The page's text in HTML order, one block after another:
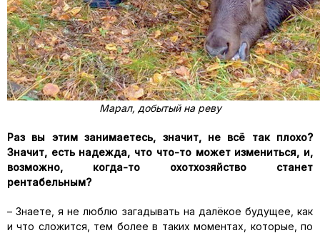
Марал, добытый на реву
Раз вы этим занимаетесь, значит, не всё так плохо?
Значит, есть надежда, что что-то может измениться, и,
возможно, когда-то охотхозяйство станет
рентабельным?
– Знаете, я не люблю загадывать на далёкое будущее, как
и что сложится, тем более в таких моментах, которые, по